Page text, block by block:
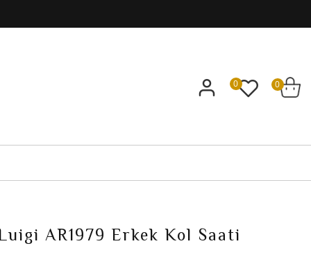
0 0
AR1979 Erkek Kol Saati